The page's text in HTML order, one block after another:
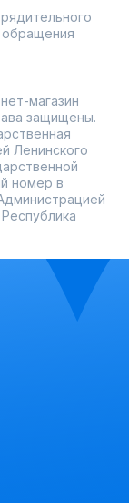
обращения
магазин
защищены.
Ленинского
номер в